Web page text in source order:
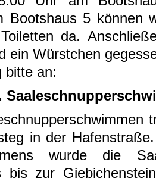
Bootshaus 5 können
da.
ein Würstchen
bitte an:
in der
wurde die
bis zur